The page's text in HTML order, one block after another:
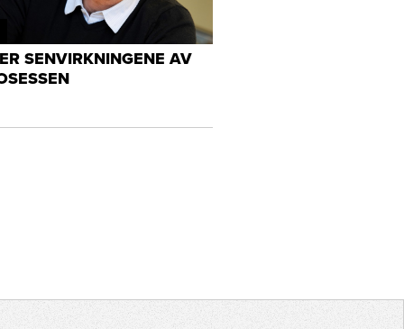
SENVIRKNINGENE AV